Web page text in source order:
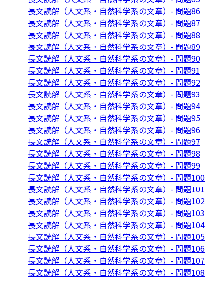
長文読解（人文系・自然科学系の文章）- 問題86
長文読解（人文系・自然科学系の文章）- 問題87
長文読解（人文系・自然科学系の文章）- 問題88
長文読解（人文系・自然科学系の文章）- 問題89
長文読解（人文系・自然科学系の文章）- 問題90
長文読解（人文系・自然科学系の文章）- 問題91
長文読解（人文系・自然科学系の文章）- 問題92
長文読解（人文系・自然科学系の文章）- 問題93
長文読解（人文系・自然科学系の文章）- 問題94
長文読解（人文系・自然科学系の文章）- 問題95
長文読解（人文系・自然科学系の文章）- 問題96
長文読解（人文系・自然科学系の文章）- 問題97
長文読解（人文系・自然科学系の文章）- 問題98
長文読解（人文系・自然科学系の文章）- 問題99
長文読解（人文系・自然科学系の文章）- 問題100
長文読解（人文系・自然科学系の文章）- 問題101
長文読解（人文系・自然科学系の文章）- 問題102
長文読解（人文系・自然科学系の文章）- 問題103
長文読解（人文系・自然科学系の文章）- 問題104
長文読解（人文系・自然科学系の文章）- 問題105
長文読解（人文系・自然科学系の文章）- 問題106
長文読解（人文系・自然科学系の文章）- 問題107
長文読解（人文系・自然科学系の文章）- 問題108